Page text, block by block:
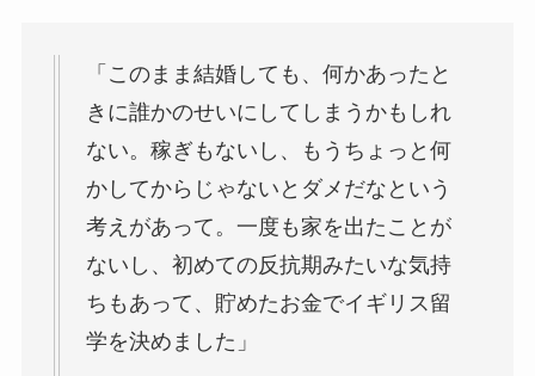
「このまま結婚しても、何かあったと
きに誰かのせいにしてしまうかもしれ
ない。稼ぎもないし、もうちょっと何
かしてからじゃないとダメだなという
考えがあって。一度も家を出たことが
ないし、初めての反抗期みたいな気持
ちもあって、貯めたお金でイギリス留
学を決めました」